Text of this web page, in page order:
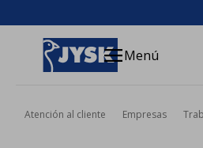
menuMenú
Atención al cliente Empresas
close